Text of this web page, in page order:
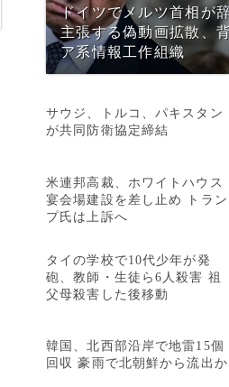
ドイツでメルツ首相が
主張する偽動画拡散、
ア系情報工作組織
サウジ、トルコ、パキスタン
が共同防衛協定締結
米連邦高裁、ホワイトハウス
宴会場建設を差し止め トラン
プ氏は上訴へ
タイの学校で10代少年が発
砲、教師・生徒ら6人殺害 祖
父母殺害した後移動
韓国、北西部沿岸で地雷15個
回収 豪雨で北朝鮮から流出か